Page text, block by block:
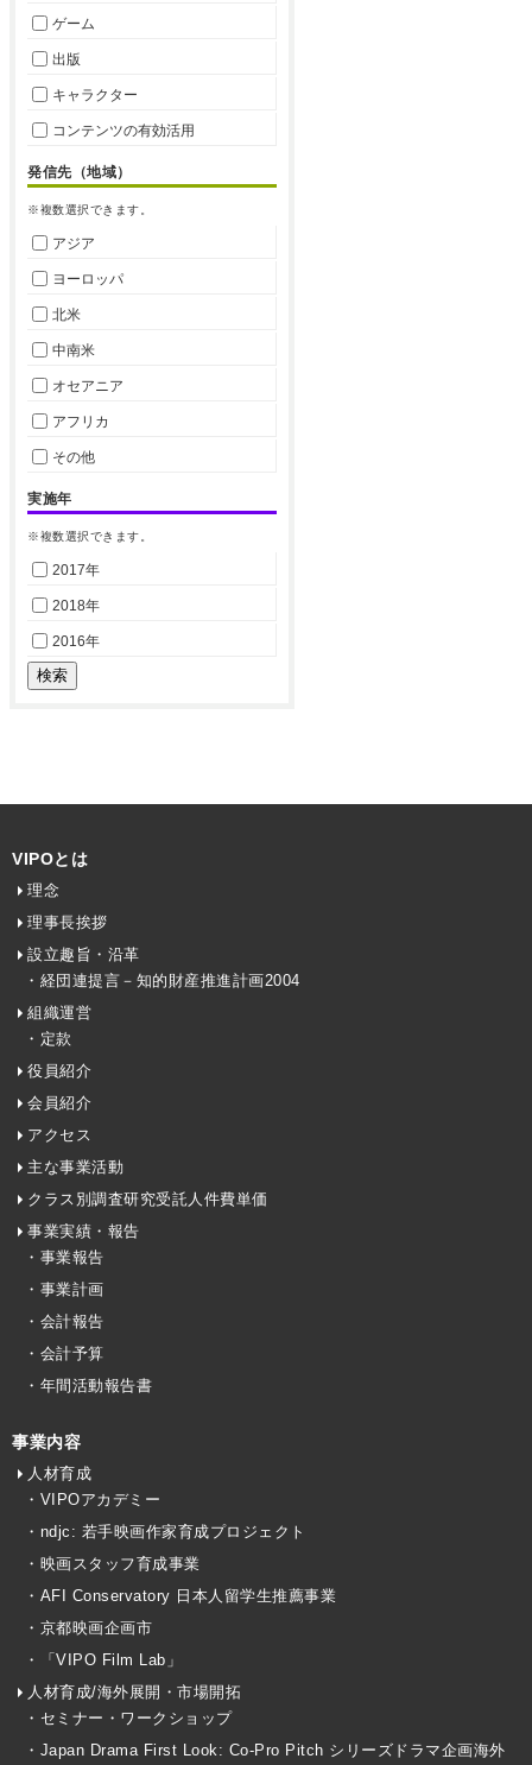
ゲーム
出版
キャラクター
コンテンツの有効活用
発信先（地域）
※複数選択できます。
アジア
ヨーロッパ
北米
中南米
オセアニア
アフリカ
その他
実施年
※複数選択できます。
2017年
2018年
2016年
VIPOとは
理念
理事長挨拶
設立趣旨・沿革
・経団連提言－知的財産推進計画2004
組織運営
・定款
役員紹介
会員紹介
アクセス
主な事業活動
クラス別調査研究受託人件費単価
事業実績・報告
・事業報告
・事業計画
・会計報告
・会計予算
・年間活動報告書
事業内容
人材育成
・VIPOアカデミー
・ndjc: 若手映画作家育成プロジェクト
・映画スタッフ育成事業
・AFI Conservatory 日本人留学生推薦事業
・京都映画企画市
・「VIPO Film Lab」
人材育成/海外展開・市場開拓
・セミナー・ワークショップ
・Japan Drama First Look: Co-Pro Pitch シリーズドラマ企画海外